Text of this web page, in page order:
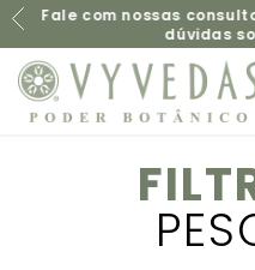
Fale com nossas
dúvidas